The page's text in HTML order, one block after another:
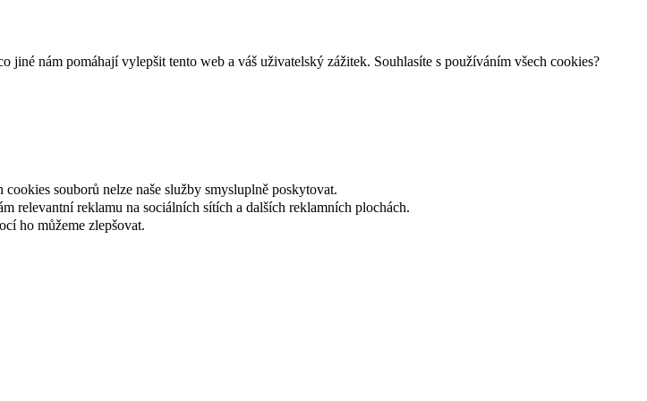
nám pomáhají vylepšit tento web a váš uživatelský zážitek. Souhlasíte s používáním všech cookies?
souborů nelze naše služby smysluplně poskytovat.
relevantní reklamu na sociálních sítích a dalších reklamních plochách.
ho můžeme zlepšovat.